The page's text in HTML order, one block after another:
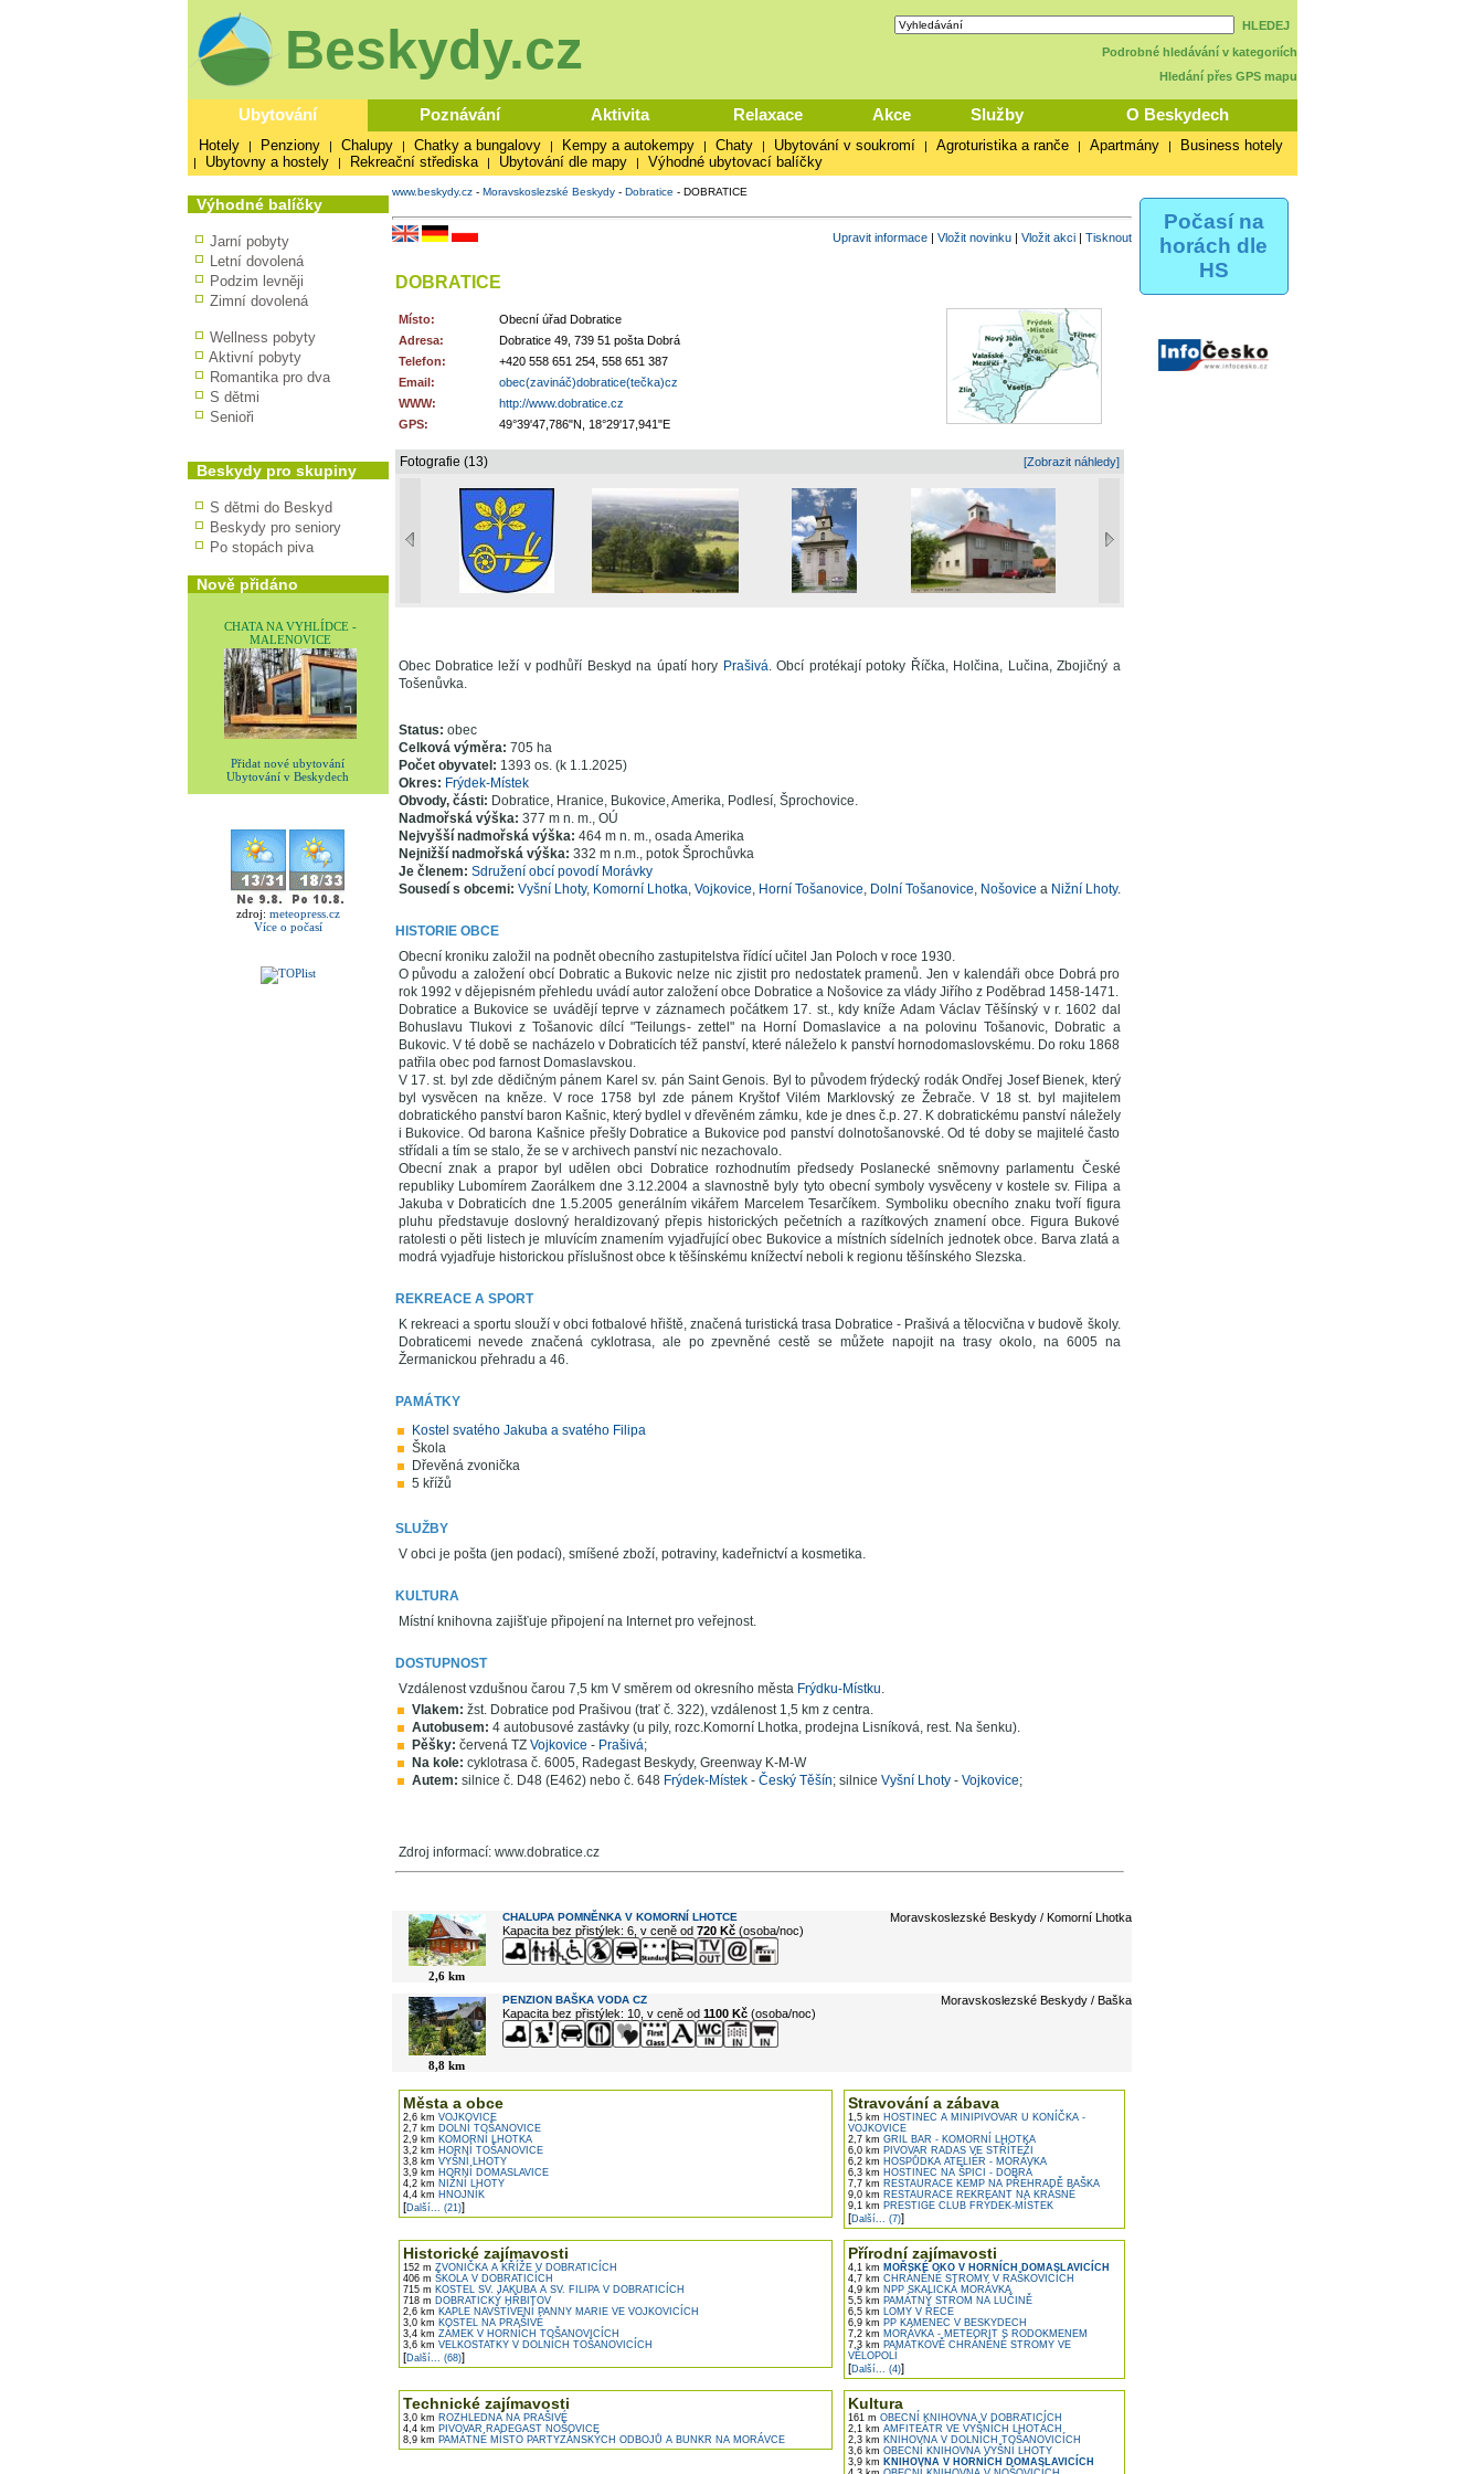
Beskydy.cz
HLEDEJ
Podrobné hledávání v kategoriích
Hledání přes GPS mapu
Ubytování Poznávání Aktivita Relaxace Akce Služby O Beskydech
Hotely | Penziony | Chalupy | Chatky a bungalovy | Kempy a autokempy | Chaty | Ubytování v soukromí | Agroturistika a ranče | Apartmány | Business hotely
| Ubytovny a hostely | Rekreační střediska | Ubytování dle mapy | Výhodné ubytovací balíčky
Počasí na
horách dle
HS
Výhodné balíčky
Jarní pobyty
Letní dovolená
Podzim levněji
Zimní dovolená
Wellness pobyty
Aktivní pobyty
Romantika pro dva
S dětmi
Senioři
Beskydy pro skupiny
S dětmi do Beskyd
Beskydy pro seniory
Po stopách piva
Nově přidáno
CHATA NA VYHLÍDCE -
MALENOVICE
Přidat nové ubytování
Ubytování v Beskydech
zdroj: meteopress.cz
Více o počasí
www.beskydy.cz- Moravskoslezské Beskydy- Dobratice - DOBRATICE
Upravit informace| Vložit novinku| Vložit akci| Tisknout
DOBRATICE
Místo:
Obecní úřad Dobratice
Adresa:
Dobratice 49, 739 51 pošta Dobrá
Telefon:
+420 558 651 254, 558 651 387
Email:
obec(zavináč)dobratice(tečka)cz
WWW:
http://www.dobratice.cz
GPS:
49°39'47,786"N, 18°29'17,941"E
Fotografie (13) [Zobrazit náhledy]
Obec Dobratice leží v podhůří Beskyd na úpatí hory Prašivá. Obcí protékají potoky Říčka, Holčina, Lučina, Zbojičný a
Tošenůvka.
Status: obec
Celková výměra: 705 ha
Počet obyvatel: 1393 os. (k 1.1.2025)
Okres: Frýdek-Místek
Obvody, části: Dobratice, Hranice, Bukovice, Amerika, Podlesí, Šprochovice.
Nadmořská výška: 377 m n. m., OÚ
Nejvyšší nadmořská výška: 464 m n. m., osada Amerika
Nejnižší nadmořská výška: 332 m n.m., potok Šprochůvka
Je členem: Sdružení obcí povodí Morávky
Sousedí s obcemi: Vyšní Lhoty, Komorní Lhotka, Vojkovice, Horní Tošanovice, Dolní Tošanovice, Nošovice a Nižní Lhoty.
HISTORIE OBCE
Obecní kroniku založil na podnět obecního zastupitelstva řídící učitel Jan Poloch v roce 1930.
O původu a založení obcí Dobratic a Bukovic nelze nic zjistit pro nedostatek pramenů. Jen v kalendáři obce Dobrá pro
rok 1992 v dějepisném přehledu uvádí autor založení obce Dobratice a Nošovice za vlády Jiřího z Poděbrad 1458-1471.
Dobratice a Bukovice se uvádějí teprve v záznamech počátkem 17. st., kdy kníže Adam Václav Těšínský v r. 1602 dal
Bohuslavu Tlukovi z Tošanovic dílcí "Teilungs- zettel" na Horní Domaslavice a na polovinu Tošanovic, Dobratic a
Bukovic. V té době se nacházelo v Dobraticích též panství, které náleželo k panství hornodomaslovskému. Do roku 1868
patřila obec pod farnost Domaslavskou.
V 17. st. byl zde dědičným pánem Karel sv. pán Saint Genois. Byl to původem frýdecký rodák Ondřej Josef Bienek, který
byl vysvěcen na kněze. V roce 1758 byl zde pánem Kryštof Vilém Marklovský ze Žebrače. V 18 st. byl majitelem
dobratického panství baron Kašnic, který bydlel v dřevěném zámku, kde je dnes č.p. 27. K dobratickému panství náležely
i Bukovice. Od barona Kašnice přešly Dobratice a Bukovice pod panství dolnotošanovské. Od té doby se majitelé často
střídali a tím se stalo, že se v archivech panství nic nezachovalo.
Obecní znak a prapor byl udělen obci Dobratice rozhodnutím předsedy Poslanecké sněmovny parlamentu České
republiky Lubomírem Zaorálkem dne 3.12.2004 a slavnostně byly tyto obecní symboly vysvěceny v kostele sv. Filipa a
Jakuba v Dobraticích dne 1.5.2005 generálním vikářem Marcelem Tesarčíkem. Symboliku obecního znaku tvoří figura
pluhu představuje doslovný heraldizovaný přepis historických pečetních a razítkových znamení obce. Figura Bukové
ratolesti o pěti listech je mluvícím znamením vyjadřující obec Bukovice a místních sídelních jednotek obce. Barva zlatá a
modrá vyjadřuje historickou příslušnost obce k těšínskému knížectví neboli k regionu těšínského Slezska.
REKREACE A SPORT
K rekreaci a sportu slouží v obci fotbalové hřiště, značená turistická trasa Dobratice - Prašivá a tělocvična v budově školy.
Dobraticemi nevede značená cyklotrasa, ale po zpevněné cestě se můžete napojit na trasy okolo, na 6005 na
Žermanickou přehradu a 46.
PAMÁTKY
Kostel svatého Jakuba a svatého Filipa
Škola
Dřevěná zvonička
5 křížů
SLUŽBY
V obci je pošta (jen podací), smíšené zboží, potraviny, kadeřnictví a kosmetika.
KULTURA
Místní knihovna zajišťuje připojení na Internet pro veřejnost.
DOSTUPNOST
Vzdálenost vzdušnou čarou 7,5 km V směrem od okresního města Frýdku-Místku.
Vlakem: žst. Dobratice pod Prašivou (trať č. 322), vzdálenost 1,5 km z centra.
Autobusem: 4 autobusové zastávky (u pily, rozc.Komorní Lhotka, prodejna Lisníková, rest. Na šenku).
Pěšky: červená TZ Vojkovice - Prašivá;
Na kole: cyklotrasa č. 6005, Radegast Beskydy, Greenway K-M-W
Autem: silnice č. D48 (E462) nebo č. 648 Frýdek-Místek- Český Těšín; silnice Vyšní Lhoty- Vojkovice;
Zdroj informací: www.dobratice.cz
2,6 km
CHALUPA POMNĚNKA V KOMORNÍ LHOTCE
Moravskoslezské Beskydy / Komorní Lhotka
Kapacita bez přistýlek: 6, v ceně od 720 Kč(osoba/noc)
8,8 km
PENZION BAŠKA VODA CZ
Moravskoslezské Beskydy / Baška
Kapacita bez přistýlek: 10, v ceně od 1100 Kč(osoba/noc)
Města a obce
2,6 km VOJKOVICE
2,7 km DOLNÍ TOŠANOVICE
2,9 km KOMORNÍ LHOTKA
3,2 km HORNÍ TOŠANOVICE
3,8 km VYŠNÍ LHOTY
3,9 km HORNÍ DOMASLAVICE
4,2 km NIŽNÍ LHOTY
4,4 km HNOJNÍK
[Další... (21)]
Stravování a zábava
1,5 km HOSTINEC A MINIPIVOVAR U KONÍČKA -
VOJKOVICE
2,7 km GRIL BAR - KOMORNÍ LHOTKA
6,0 km PIVOVAR RADAS VE STŘÍTEŽI
6,2 km HOSPŮDKA ATELIÉR - MORÁVKA
6,3 km HOSTINEC NA ŠPICI - DOBRÁ
7,7 km RESTAURACE KEMP NA PŘEHRADĚ BAŠKA
9,0 km RESTAURACE REKREANT NA KRÁSNÉ
9,1 km PRESTIGE CLUB FRÝDEK-MÍSTEK
[Další... (7)]
Historické zajímavosti
152 m ZVONIČKA A KŘÍŽE V DOBRATICÍCH
406 m ŠKOLA V DOBRATICÍCH
715 m KOSTEL SV. JAKUBA A SV. FILIPA V DOBRATICÍCH
718 m DOBRATICKÝ HŘBITOV
2,6 km KAPLE NAVŠTÍVENÍ PANNY MARIE VE VOJKOVICÍCH
3,0 km KOSTEL NA PRAŠIVÉ
3,4 km ZÁMEK V HORNÍCH TOŠANOVICÍCH
3,6 km VELKOSTATKY V DOLNÍCH TOŠANOVICÍCH
[Další... (68)]
Přírodní zajímavosti
4,1 km MOŘSKÉ OKO V HORNÍCH DOMASLAVICÍCH
4,7 km CHRÁNĚNÉ STROMY V RAŠKOVICÍCH
4,9 km NPP SKALICKÁ MORÁVKA
5,5 km PAMÁTNÝ STROM NA LUČINĚ
6,5 km LOMY V ŘECE
6,9 km PP KAMENEC V BESKYDECH
7,2 km MORÁVKA - METEORIT S RODOKMENEM
7,3 km PAMÁTKOVĚ CHRÁNĚNÉ STROMY VE
VĚLOPOLÍ
[Další... (4)]
Technické zajímavosti
3,0 km ROZHLEDNA NA PRAŠIVÉ
4,4 km PIVOVAR RADEGAST NOŠOVICE
8,9 km PAMÁTNÉ MÍSTO PARTYZÁNSKÝCH ODBOJŮ A BUNKR NA MORÁVCE
Kultura
161 m OBECNÍ KNIHOVNA V DOBRATICÍCH
2,1 km AMFITEÁTR VE VYŠNÍCH LHOTÁCH
2,3 km KNIHOVNA V DOLNÍCH TOŠANOVICÍCH
3,6 km OBECNÍ KNIHOVNA VYŠNÍ LHOTY
3,9 km KNIHOVNA V HORNÍCH DOMASLAVICÍCH